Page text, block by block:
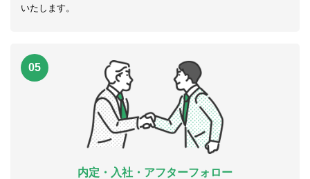
いたします。
05
内定・入社・アフターフォロー